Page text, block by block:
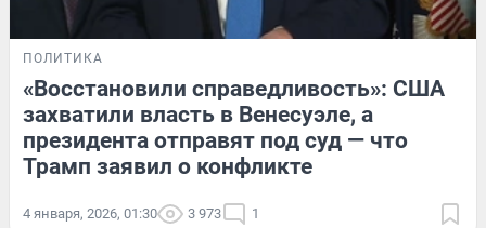
ПОЛИТИКА
«Восстановили справедливость»: США
захватили власть в Венесуэле, а
президента отправят под суд — что
Трамп заявил о конфликте
4 января, 2026, 01:30 3 973 1